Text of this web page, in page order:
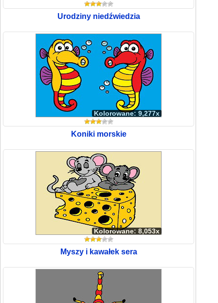
Urodziny niedźwiedzia
Kolorowane: 9,277x
Koniki morskie
Kolorowane: 8,053x
Myszy i kawałek sera